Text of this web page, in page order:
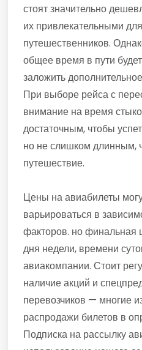
стоят значительно
их привлекательными
путешественников.
общее время в пути
заложить
При выборе рейса с
внимание на время
достаточным, чтобы
но не слишком длинным,
путешествие.
Цены на авиабилеты
варьироваться в
факторов. но финальная
дня недели, времени
авиакомпании. Стоит
наличие акций и
перевозчиков — многие
распродажи билетов в
Подписка на рассылку